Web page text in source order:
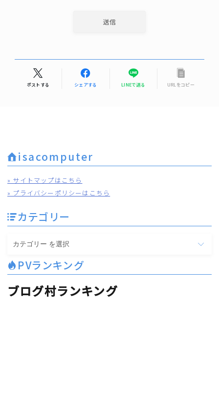
ポストする シェアする LINEで送る URLをコピー
isacomputer
» サイトマップはこちら
» プライバシーポリシーはこちら
カテゴリー
カ
ゴ
リ
ー
PVランキング
ブログ村ランキング